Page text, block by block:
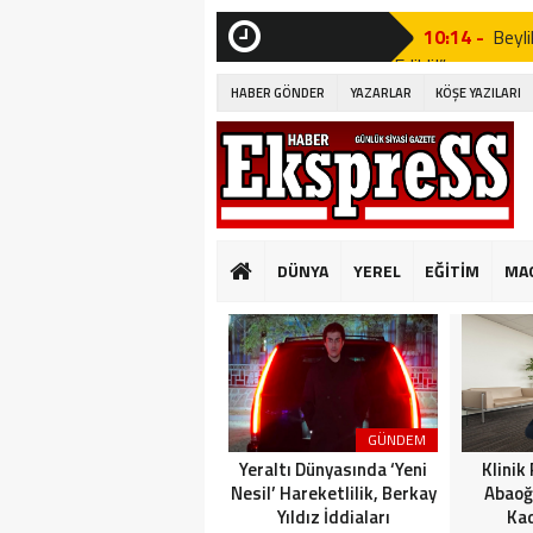
10:14 -
Edildi!”
19:53 -
19:51 -
19:49 -
GÜNKÜ GİBİ
10:14 -
Edildi!”
19:53 -
19:51 -
HABER GÖNDER YAZARLAR KÖŞE YAZILARI
DÜNYA YEREL EĞİTİM
GÜNDEM
Yeraltı Dünyasında ‘Yeni
Nesil’ Hareketlilik, Berkay
Yıldız İddiaları
Klinik